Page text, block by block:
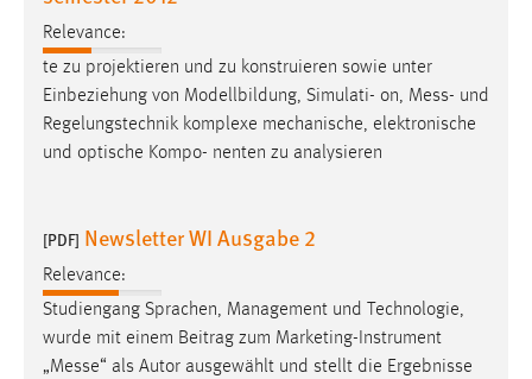
Relevance:
te zu projektieren und zu konstruieren sowie unter
Einbeziehung von Modellbildung, Simulati- on, Mess- und
Regelungstechnik komplexe mechanische, elektronische
und optische Kompo- nenten zu analysieren
[PDF] Newsletter WI Ausgabe 2
Relevance:
Studiengang Sprachen, Management und Technologie,
wurde mit einem Beitrag zum Marketing-Instrument
„Messe“ als Autor ausgewählt und stellt die Ergebnisse